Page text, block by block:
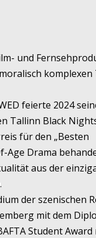
und
komplexen
feierte 2024
Tallinn Black
für den „Besten
Age Drama
aus der
der szenischen
mit dem
Student